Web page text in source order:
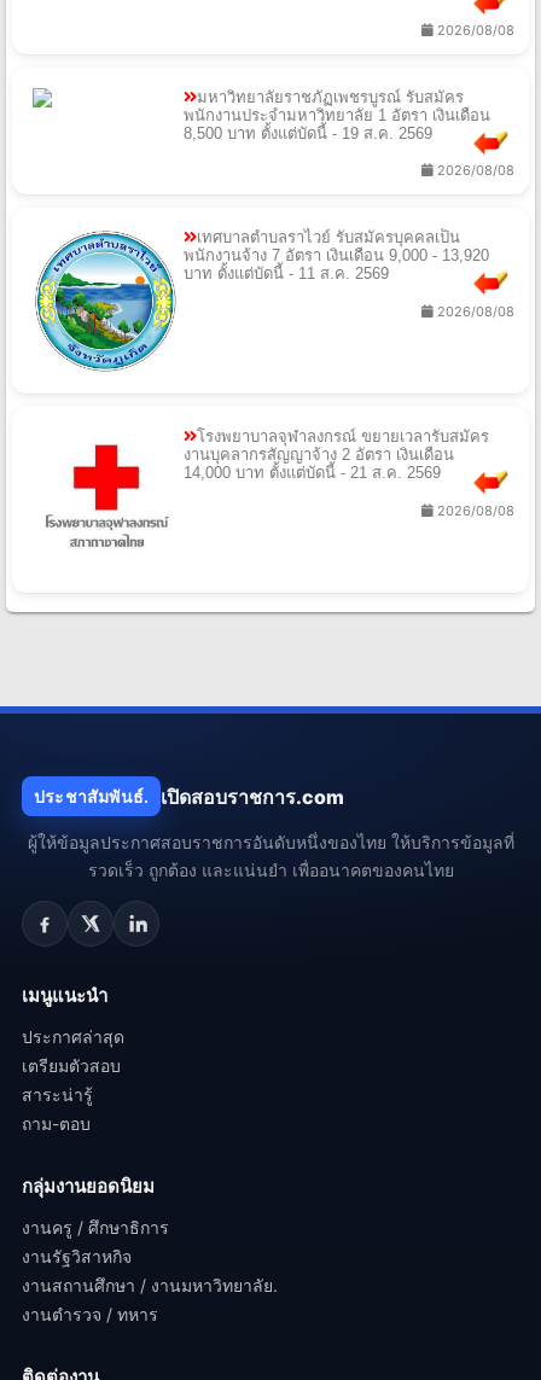
2026/08/08
มหาวิทยาลัยราชภัฏเพชรบูรณ์ รับสมัคร
พนักงานประจำมหาวิทยาลัย 1 อัตรา เงินเดือน
8,500 บาท ตั้งแต่บัดนี้ - 19 ส.ค. 2569
2026/08/08
เทศบาลตําบลราไวย์ รับสมัครบุคคลเป็น
พนักงานจ้าง 7 อัตรา เงินเดือน 9,000 - 13,920
บาท ตั้งแต่บัดนี้ - 11 ส.ค. 2569
2026/08/08
โรงพยาบาลจุฬาลงกรณ์ ขยายเวลารับสมัคร
งานบุคลากรสัญญาจ้าง 2 อัตรา เงินเดือน
14,000 บาท ตั้งแต่บัดนี้ - 21 ส.ค. 2569
2026/08/08
ประชาสัมพันธ์. เปิดสอบราชการ.com
ผู้ให้ข้อมูลประกาศสอบราชการอันดับหนึ่งของไทย ให้บริการข้อมูลที่
รวดเร็ว ถูกต้อง และแน่นยำ เพื่ออนาคตของคนไทย
เมนูแนะนำ
ประกาศล่าสุด
เตรียมตัวสอบ
สาระน่ารู้
ถาม-ตอบ
กลุ่มงานยอดนิยม
งานครู / ศึกษาธิการ
งานรัฐวิสาหกิจ
งานสถานศึกษา / งานมหาวิทยาลัย.
งานตำรวจ / ทหาร